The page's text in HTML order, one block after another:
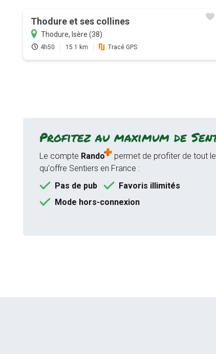
Thodure et ses collines
Thodure, Isère (38)
4h50 15.1 km Tracé GPS
Profitez au maximum de
Le compte Rando
permet de profiter de tout
qu'offre Sentiers en France :
Pas de pub
Favoris illimités
Mode hors-connexion